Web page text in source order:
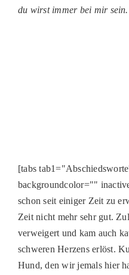
PATENSCHAFTEN
du wirst immer bei mir
[tabs
backgroundcolor=""
schon seit einiger Zeit zu
Zeit nicht mehr sehr gut.
verweigert und kam auch
schweren Herzens erlöst.
Hund, den wir jemals hier